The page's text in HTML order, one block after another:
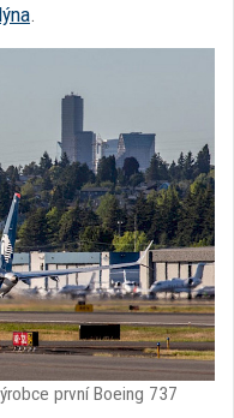
.
první Boeing 737